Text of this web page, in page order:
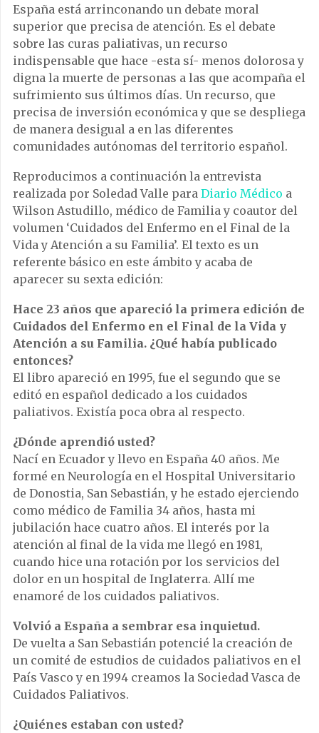
España está arrinconando un debate moral
superior que precisa de atención. Es el debate
sobre las curas paliativas, un recurso
indispensable que hace -esta sí- menos dolorosa y
digna la muerte de personas a las que acompaña el
sufrimiento sus últimos días. Un recurso, que
precisa de inversión económica y que se despliega
de manera desigual a en las diferentes
comunidades autónomas del territorio español.
Reproducimos a continuación la entrevista
realizada por Soledad Valle para Diario Médico a
Wilson Astudillo, médico de Familia y coautor del
volumen ‘Cuidados del Enfermo en el Final de la
Vida y Atención a su Familia’. El texto es un
referente básico en este ámbito y acaba de
aparecer su sexta edición:
Hace 23 años que apareció la primera edición de
Cuidados del Enfermo en el Final de la Vida y
Atención a su Familia. ¿Qué había publicado
entonces?
El libro apareció en 1995, fue el segundo que se
editó en español dedicado a los cuidados
paliativos. Existía poca obra al respecto.
¿Dónde aprendió usted?
Nací en Ecuador y llevo en España 40 años. Me
formé en Neurología en el Hospital Universitario
de Donostia, San Sebastián, y he estado ejerciendo
como médico de Familia 34 años, hasta mi
jubilación hace cuatro años. El interés por la
atención al final de la vida me llegó en 1981,
cuando hice una rotación por los servicios del
dolor en un hospital de Inglaterra. Allí me
enamoré de los cuidados paliativos.
Volvió a España a sembrar esa inquietud.
De vuelta a San Sebastián potencié la creación de
un comité de estudios de cuidados paliativos en el
País Vasco y en 1994 creamos la Sociedad Vasca de
Cuidados Paliativos.
¿Quiénes estaban con usted?